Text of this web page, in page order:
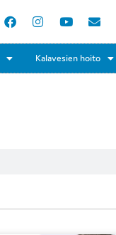
Kalavesien hoito